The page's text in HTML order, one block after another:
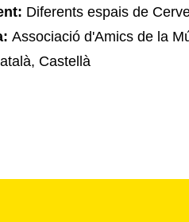
Diferents espais de
Associació d'Amics de la
Castellà